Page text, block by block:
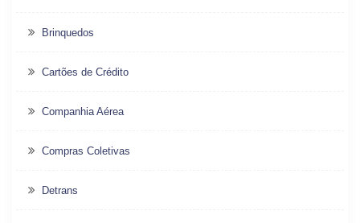
Brinquedos
Cartões de Crédito
Companhia Aérea
Compras Coletivas
Detrans